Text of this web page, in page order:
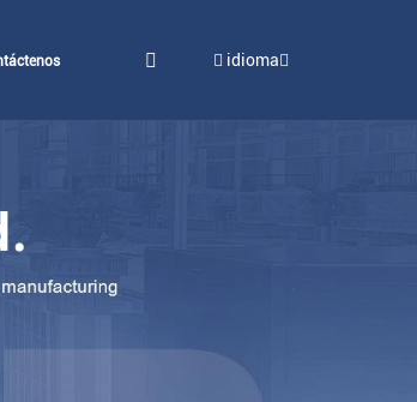
idioma